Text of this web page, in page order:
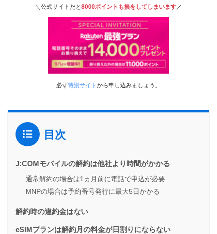
＼公式サイトだと 8000ポイントも損をしてしまいます ／
必ず特別サイト から申し込みましょう。
目次
J:COMモバイルの解約は他社より時間がかかる
通常解約の場合は1ヵ月前に電話で申込が必要
MNPの場合は予約番号発行に最大5日かかる
解約時の違約金はない
eSIMプランは解約月の料金が日割りにならない